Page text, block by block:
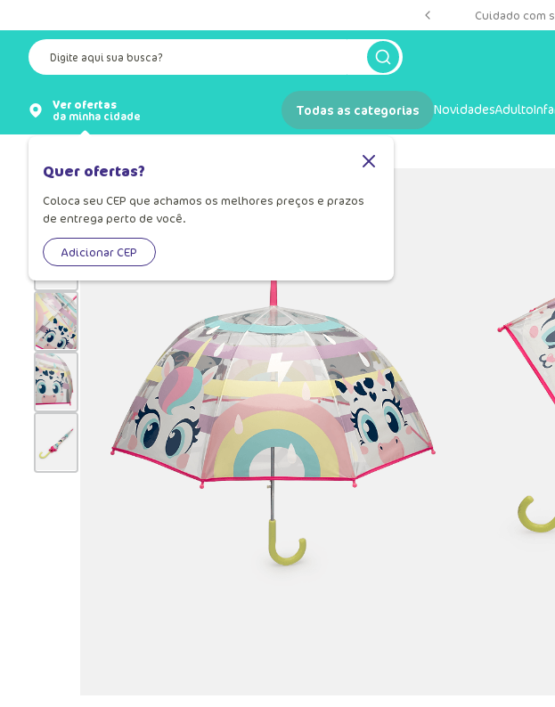
Cuidado com
Digite aqui sua busca?
Ver ofertas
da minha cidade
Quer ofertas?
Coloca seu CEP que achamos os melhores preços e prazos
de entrega perto de você.
Adicionar CEP
Todas as categorias NovidadesAdulto